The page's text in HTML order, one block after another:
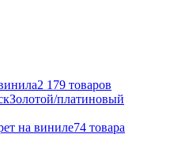
2 179 товаров
Золотой/платиновый
на виниле74 товара